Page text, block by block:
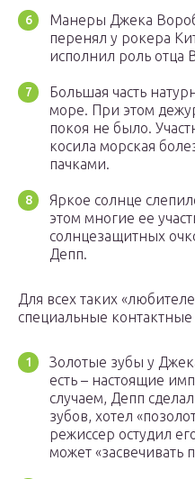
Манеры Джека
перенял у рокера
исполнил роль отца
Большая часть
море. При этом
покоя не было.
косила морская
пачками.
Яркое солнце
этом многие ее
солнцезащитных
Депп.
Для всех таких
специальные
Золотые зубы у
есть – настоящие
случаем, Депп
зубов, хотел
режиссер остудил
может «засвечивать